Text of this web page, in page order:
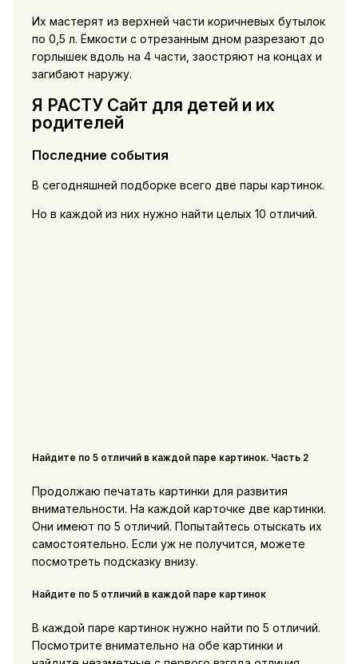
Их мастерят из верхней части коричневых бутылок
по 0,5 л. Ёмкости с отрезанным дном разрезают до
горлышек вдоль на 4 части, заостряют на концах и
загибают наружу.
Я РАСТУ Сайт для детей и их
родителей
Последние события
В сегодняшней подборке всего две пары картинок.
Но в каждой из них нужно найти целых 10 отличий.
Найдите по 5 отличий в каждой паре картинок. Часть 2
Продолжаю печатать картинки для развития
внимательности. На каждой карточке две картинки.
Они имеют по 5 отличий. Попытайтесь отыскать их
самостоятельно. Если уж не получится, можете
посмотреть подсказку внизу.
Найдите по 5 отличий в каждой паре картинок
В каждой паре картинок нужно найти по 5 отличий.
Посмотрите внимательно на обе картинки и